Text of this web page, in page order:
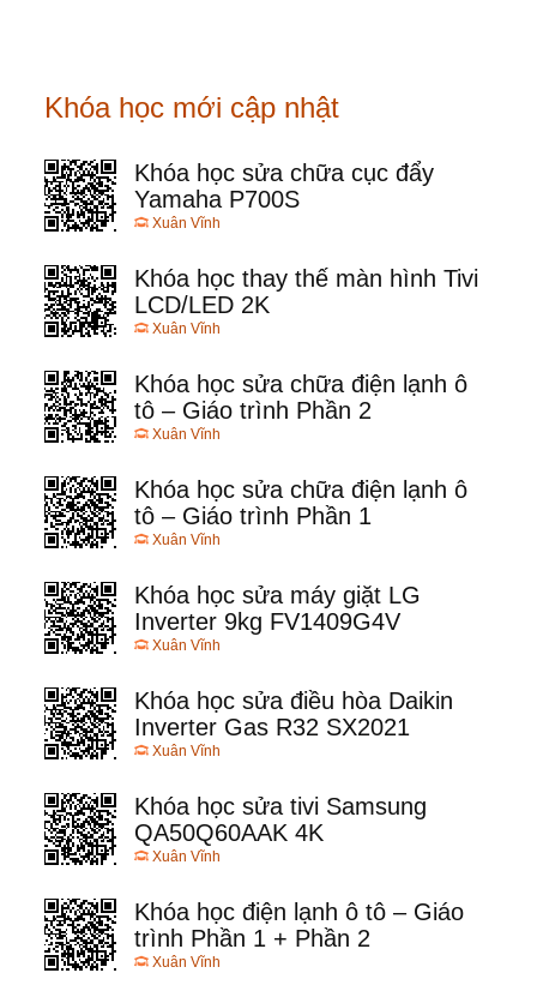
Khóa học mới cập nhật
Khóa học sửa chữa cục đẩy
Yamaha P700S
Xuân Vĩnh
Khóa học thay thế màn hình Tivi
LCD/LED 2K
Xuân Vĩnh
Khóa học sửa chữa điện lạnh ô
tô – Giáo trình Phần 2
Xuân Vĩnh
Khóa học sửa chữa điện lạnh ô
tô – Giáo trình Phần 1
Xuân Vĩnh
Khóa học sửa máy giặt LG
Inverter 9kg FV1409G4V
Xuân Vĩnh
Khóa học sửa điều hòa Daikin
Inverter Gas R32 SX2021
Xuân Vĩnh
Khóa học sửa tivi Samsung
QA50Q60AAK 4K
Xuân Vĩnh
Khóa học điện lạnh ô tô – Giáo
trình Phần 1 + Phần 2
Xuân Vĩnh